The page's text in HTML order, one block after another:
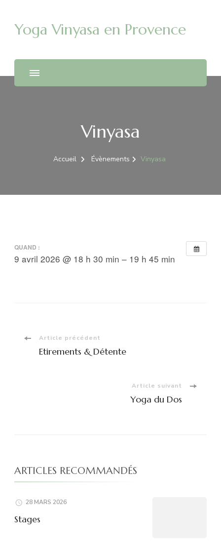
Yoga Vinyasa en Provence
Vinyasa
Accueil Évènements Vinyasa
QUAND :
9 avril 2026 @ 18 h 30 min – 19 h 45 min
Navigation
Article précédent
Etirements & Détente
Article suivant
Yoga du Dos
ARTICLES RECOMMANDÉS
28 MARS 2026
Stages